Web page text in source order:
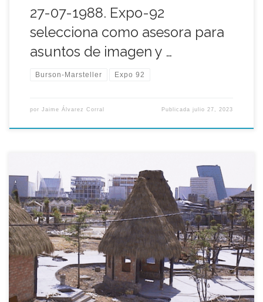
27-07-1988. Expo-92
selecciona como asesora para
asuntos de imagen y …
Burson-Marsteller Expo 92
por Jaime Álvarez Corral Publicadajulio 27, 2023
En aquel mes de Julio de 1996 ya se dibujaba sobre lo que fue
el Lago de España en la Expo-92 el perfil del que sería nuevo
Parque Temático (Isla Mágica). Partecsa aterraba desde aquel
día a marchas forzadas este espacio, cuya lámina de agua fue
reducida al 33 por […]